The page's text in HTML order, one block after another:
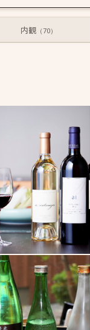
内観 （70）
稿された写真